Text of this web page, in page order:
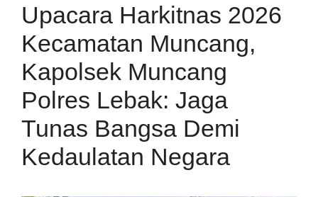
Upacara Harkitnas 2026
Kecamatan Muncang,
Kapolsek Muncang
Polres Lebak: Jaga
Tunas Bangsa Demi
Kedaulatan Negara